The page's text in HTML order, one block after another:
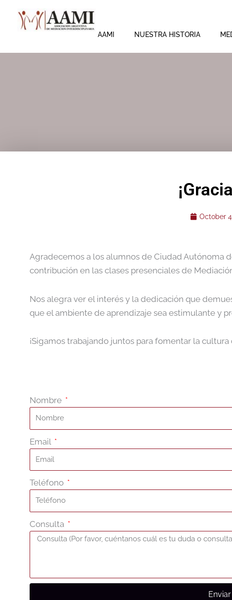
AAMI NUESTRA HISTORIA
October
Agradecemos a los alumnos de Ciudad Autónoma
contribución en las clases presenciales de
Nos alegra ver el interés y la dedicación que
que el ambiente de aprendizaje sea estimulante y
¡Sigamos trabajando juntos para fomentar la
Nombre
Email
Teléfono
Consulta